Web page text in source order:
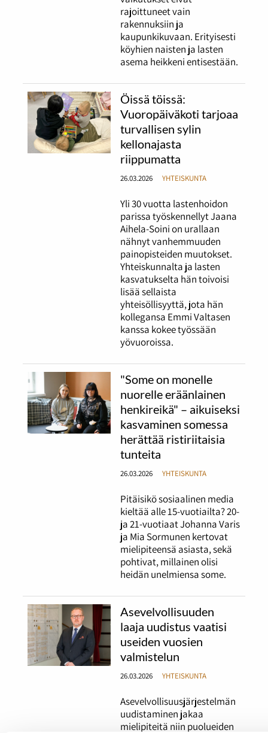
rajoittuneet vain
rakennuksiin ja
kaupunkikuvaan. Erityisesti
köyhien naisten ja lasten
asema heikkeni entisestään.
Öissä töissä:
Vuoropäiväkoti tarjoaa
turvallisen sylin
kellonajasta
riippumatta
26.03.2026 YHTEISKUNTA
Yli 30 vuotta lastenhoidon
parissa työskennellyt Jaana
Aihela-Soini on urallaan
nähnyt vanhemmuuden
painopisteiden muutokset.
Yhteiskunnalta ja lasten
kasvatukselta hän toivoisi
lisää sellaista
yhteisöllisyyttä, jota hän
kollegansa Emmi Valtasen
kanssa kokee työssään
yövuoroissa.
"Some on monelle
nuorelle eräänlainen
henkireikä" – aikuiseksi
kasvaminen somessa
herättää ristiriitaisia
tunteita
26.03.2026 YHTEISKUNTA
Pitäisikö sosiaalinen media
kieltää alle 15-vuotiailta? 20-
ja 21-vuotiaat Johanna Varis
ja Mia Sormunen kertovat
mielipiteensä asiasta, sekä
pohtivat, millainen olisi
heidän unelmiensa some.
Asevelvollisuuden
laaja uudistus vaatisi
useiden vuosien
valmistelun
26.03.2026 YHTEISKUNTA
Asevelvollisuusjärjestelmän
uudistaminen jakaa
mielipiteitä niin puolueiden